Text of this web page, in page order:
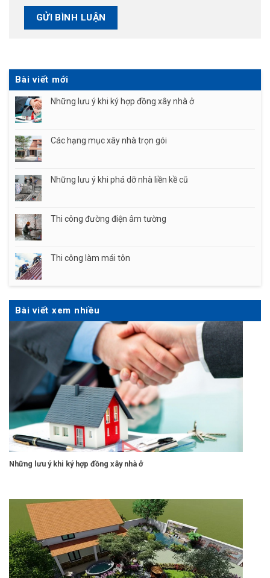
Bài viết mới
Những lưu ý khi ký hợp đồng xây nhà ở
Các hạng mục xây nhà trọn gói
Những lưu ý khi phá dỡ nhà liền kề cũ
Thi công đường điện âm tường
Thi công làm mái tôn
Bài viết xem nhiều
Những lưu ý khi ký hợp đồng xây nhà ở